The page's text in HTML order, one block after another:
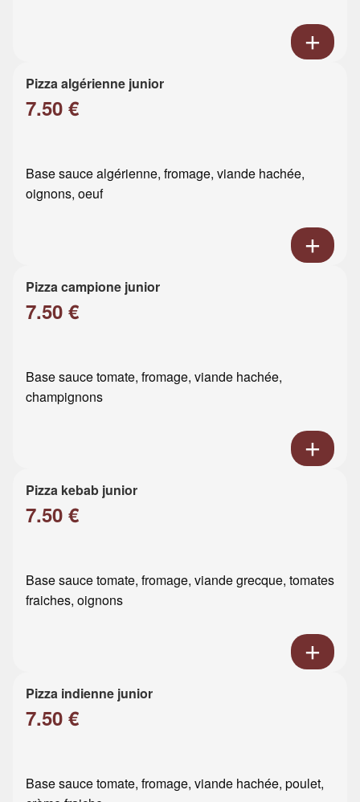
Pizza algérienne junior
7.50 €
Base sauce algérienne, fromage, viande hachée,
oignons, oeuf
Pizza campione junior
7.50 €
Base sauce tomate, fromage, viande hachée,
champignons
Pizza kebab junior
7.50 €
Base sauce tomate, fromage, viande grecque, tomates
fraiches, oignons
Pizza indienne junior
7.50 €
Base sauce tomate, fromage, viande hachée, poulet,